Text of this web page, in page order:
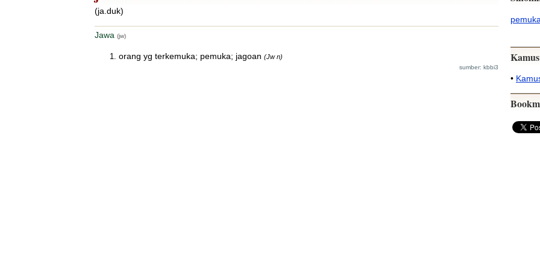
(ja.duk)
Jawa (jw)
orang yg terkemuka; pemuka; jagoan (Jw n)
sumber: kbbi3
•